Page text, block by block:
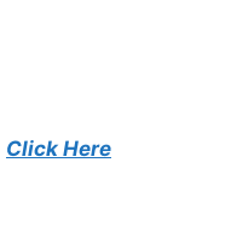
Click Here